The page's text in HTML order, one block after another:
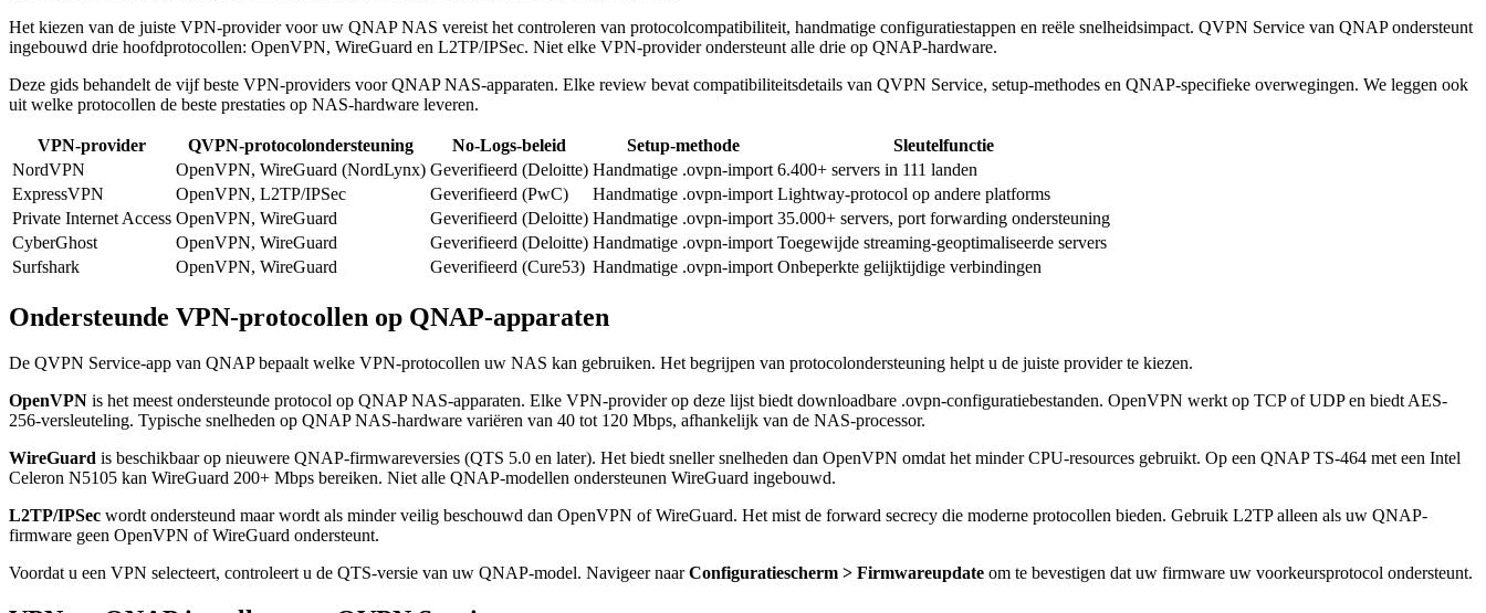
Het kiezen van de juiste VPN-provider voor uw QNAP NAS vereist het controleren van protocolcompatibiliteit, handmatige configuratiestappen en reële snelheidsimpact. QVPN Service van QNAP ondersteunt
ingebouwd drie hoofdprotocollen: OpenVPN, WireGuard en L2TP/IPSec. Niet elke VPN-provider ondersteunt alle drie op QNAP-hardware.
Deze gids behandelt de vijf beste VPN-providers voor QNAP NAS-apparaten. Elke review bevat compatibiliteitsdetails van QVPN Service, setup-methodes en QNAP-specifieke overwegingen. We leggen ook
uit welke protocollen de beste prestaties op NAS-hardware leveren.
VPN-provider QVPN-protocolondersteuning No-Logs-beleid Setup-methode
Sleutelfunctie
NordVPN
OpenVPN, WireGuard (NordLynx) Geverifieerd (Deloitte) Handmatige .ovpn-import 6.400+ servers in 111 landen
ExpressVPN
OpenVPN, L2TP/IPSec Geverifieerd (PwC) Handmatige .ovpn-import Lightway-protocol op andere platforms
Private Internet Access OpenVPN, WireGuard Geverifieerd (Deloitte) Handmatige .ovpn-import 35.000+ servers, port forwarding ondersteuning
CyberGhost
OpenVPN, WireGuard Geverifieerd (Deloitte) Handmatige .ovpn-import Toegewijde streaming-geoptimaliseerde servers
Surfshark
OpenVPN, WireGuard Geverifieerd (Cure53) Handmatige .ovpn-import Onbeperkte gelijktijdige verbindingen
Ondersteunde VPN-protocollen op QNAP-apparaten
De QVPN Service-app van QNAP bepaalt welke VPN-protocollen uw NAS kan gebruiken. Het begrijpen van protocolondersteuning helpt u de juiste provider te kiezen.
OpenVPN is het meest ondersteunde protocol op QNAP NAS-apparaten. Elke VPN-provider op deze lijst biedt downloadbare .ovpn-configuratiebestanden. OpenVPN werkt op TCP of UDP en biedt AES-
256-versleuteling. Typische snelheden op QNAP NAS-hardware variëren van 40 tot 120 Mbps, afhankelijk van de NAS-processor.
WireGuard is beschikbaar op nieuwere QNAP-firmwareversies (QTS 5.0 en later). Het biedt sneller snelheden dan OpenVPN omdat het minder CPU-resources gebruikt. Op een QNAP TS-464 met een Intel
Celeron N5105 kan WireGuard 200+ Mbps bereiken. Niet alle QNAP-modellen ondersteunen WireGuard ingebouwd.
L2TP/IPSec wordt ondersteund maar wordt als minder veilig beschouwd dan OpenVPN of WireGuard. Het mist de forward secrecy die moderne protocollen bieden. Gebruik L2TP alleen als uw QNAP-
firmware geen OpenVPN of WireGuard ondersteunt.
Voordat u een VPN selecteert, controleert u de QTS-versie van uw QNAP-model. Navigeer naarConfiguratiescherm > Firmwareupdate om te bevestigen dat uw firmware uw voorkeursprotocol ondersteunt.